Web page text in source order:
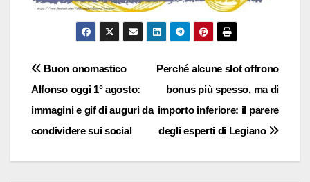
Navigazione
articoli
Perché alcune slot offrono
bonus più spesso, ma di
importo inferiore: il parere
degli esperti di Legiano
Buon onomastico
Alfonso oggi 1° agosto:
immagini e gif di auguri da
condividere sui social